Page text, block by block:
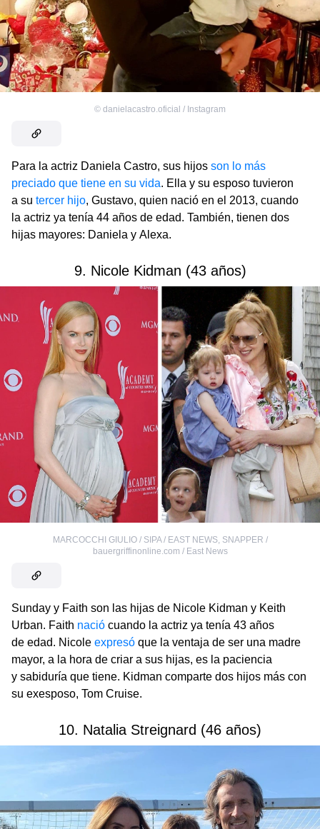
© danielacastro.oficial / Instagram
Para la actriz Daniela Castro, sus hijos son lo más
preciado que tiene en su vida. Ella y su esposo tuvieron
a su tercer hijo, Gustavo, quien nació en el 2013, cuando
la actriz ya tenía 44 años de edad. También, tienen dos
hijas mayores: Daniela y Alexa.
9. Nicole Kidman (43 años)
MARCOCCHI GIULIO / SIPA / EAST NEWS, SNAPPER /
bauergriffinonline.com / East News
Sunday y Faith son las hijas de Nicole Kidman y Keith
Urban. Faith nació cuando la actriz ya tenía 43 años
de edad. Nicole expresó que la ventaja de ser una madre
mayor, a la hora de criar a sus hijas, es la paciencia
y sabiduría que tiene. Kidman comparte dos hijos más con
su exesposo, Tom Cruise.
10. Natalia Streignard (46 años)